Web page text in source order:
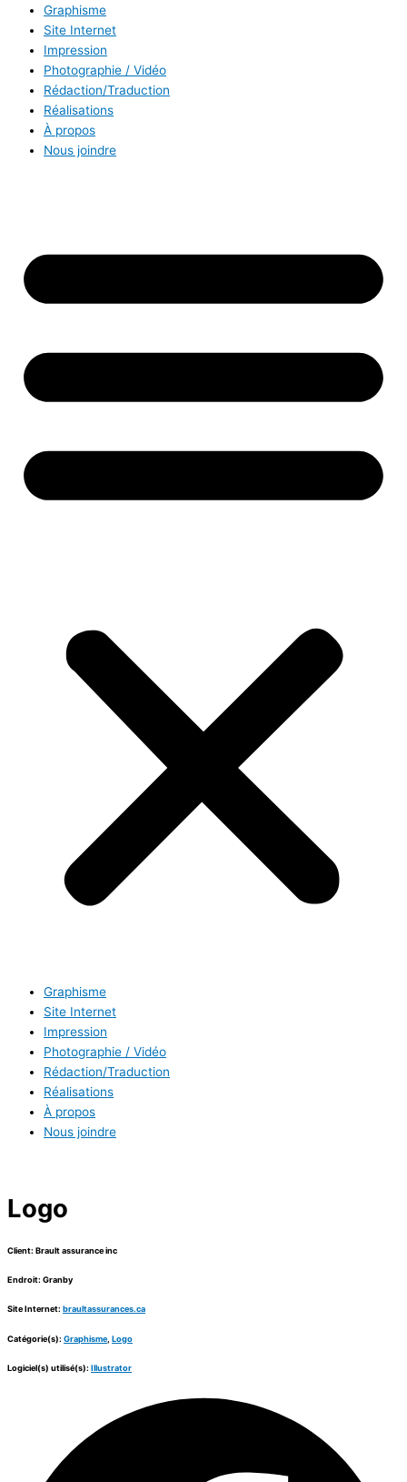
Graphisme
Site Internet
Impression
Photographie / Vidéo
Rédaction/Traduction
Réalisations
À propos
Nous joindre
Graphisme
Site Internet
Impression
Photographie / Vidéo
Rédaction/Traduction
Réalisations
À propos
Nous joindre
Logo
Client: Brault assurance inc
Endroit: Granby
Site Internet: braultassurances.ca
Catégorie(s): Graphisme Logo
Logiciel(s) utilisé(s): Illustrator